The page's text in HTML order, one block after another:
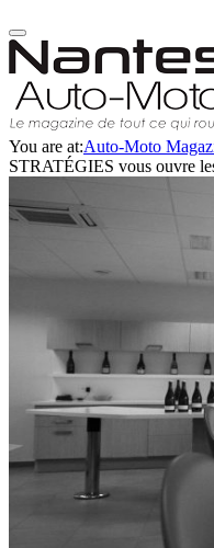
You are at:Auto-Moto
STRATÉGIES vous ouvre